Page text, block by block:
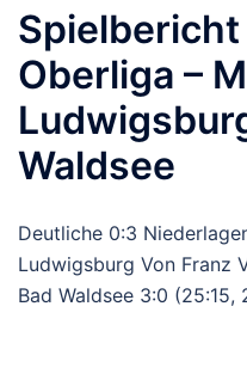
Spielbericht
Oberliga –
Waldsee
Deutliche 0:3
Ludwigsburg Von Franz
Bad Waldsee 3:0